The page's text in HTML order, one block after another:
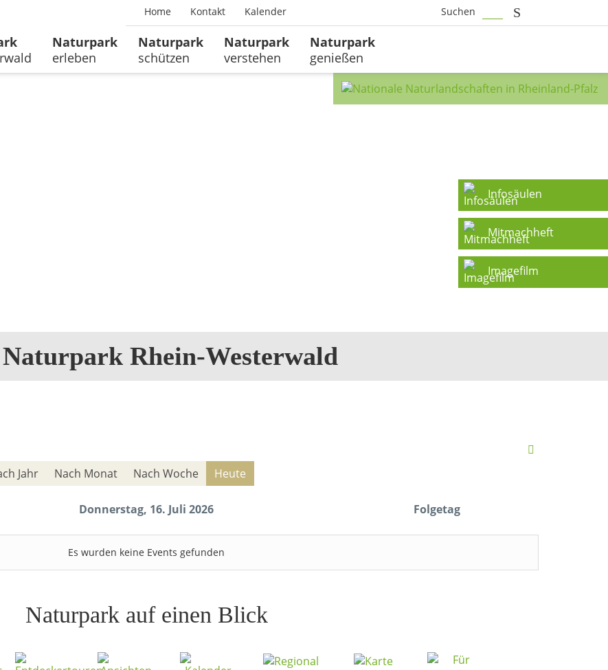
Home Kontakt Kalender Suchen
Naturpark
erleben
Naturpark
schützen
Naturpark
verstehen
Naturpark
genießen
Rhein-Westerwald
Infosäulen
Mitmachheft
Imagefilm
Jahr Nach Monat Nach Woche Heute
Donnerstag, 16. Juli 2026 Folgetag
Es wurden keine Events gefunden
Naturpark auf einen Blick